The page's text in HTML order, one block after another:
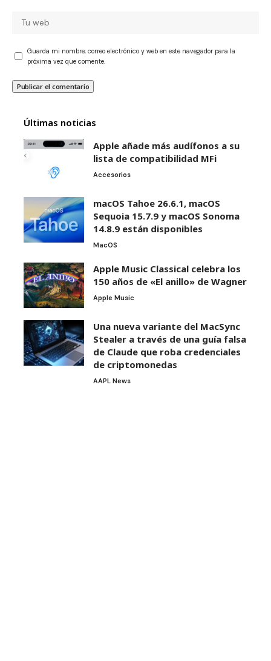
Guarda mi nombre, correo electrónico y web en este navegador para la
próxima vez que comente.
Últimas noticias
Apple añade más audífonos a su
lista de compatibilidad MFi
Accesorios
macOS Tahoe 26.6.1, macOS
Sequoia 15.7.9 y macOS Sonoma
14.8.9 están disponibles
MacOS
Apple Music Classical celebra los
150 años de «El anillo» de Wagner
Apple Music
Una nueva variante del MacSync
Stealer a través de una guía falsa
de Claude que roba credenciales
de criptomonedas
AAPL News